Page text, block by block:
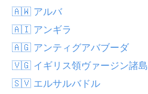
🇦🇼 アルバ
🇦🇮 アンギラ
🇦🇬 アンティグアバブーダ
🇻🇬 イギリス領ヴァージン諸島
🇸🇻 エルサルバドル